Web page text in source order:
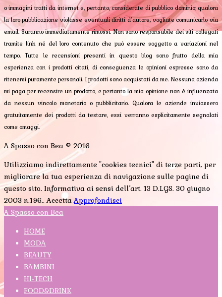
o immagini tratti da internet e, pertanto, considerate di pubblico dominio; qualora
la loro pubblicazione violasse eventuali diritti d’autore, vogliate comunicarlo via
email. Saranno immediatamente rimossi. Non sono responsabile dei siti collegati
tramite link né del loro contenuto che può essere soggetto a variazioni nel
tempo. Tutte le recensioni presenti in questo blog sono frutto della mia
esperienza con i prodotti citati, di conseguenza le opinioni espresse sono da
ritenersi puramente personali. I prodotti sono acquistati da me. Nessuna azienda
mi paga per recensire un prodotto, e pertanto la mia opinione non è influenzata
da nessun vincolo monetario o pubblicitario. Qualora le aziende inviassero
gratuitamente dei prodotti da testare, essi verranno esplicitamente segnalati
come omaggi.
A Spasso con Bea © 2016
Utilizziamo indirettamente "cookies tecnici" di terze parti, per
migliorare la tua esperienza di navigazione sulle pagine di
questo sito. Informativa ai sensi dell’art. 13 D.LGS. 30 giugno
2003 n.196..Accetta Approfondisci
A Spasso con Bea
HOME
MODA
BEAUTY
BAMBINI
HI-TECH
FOOD&DRINK